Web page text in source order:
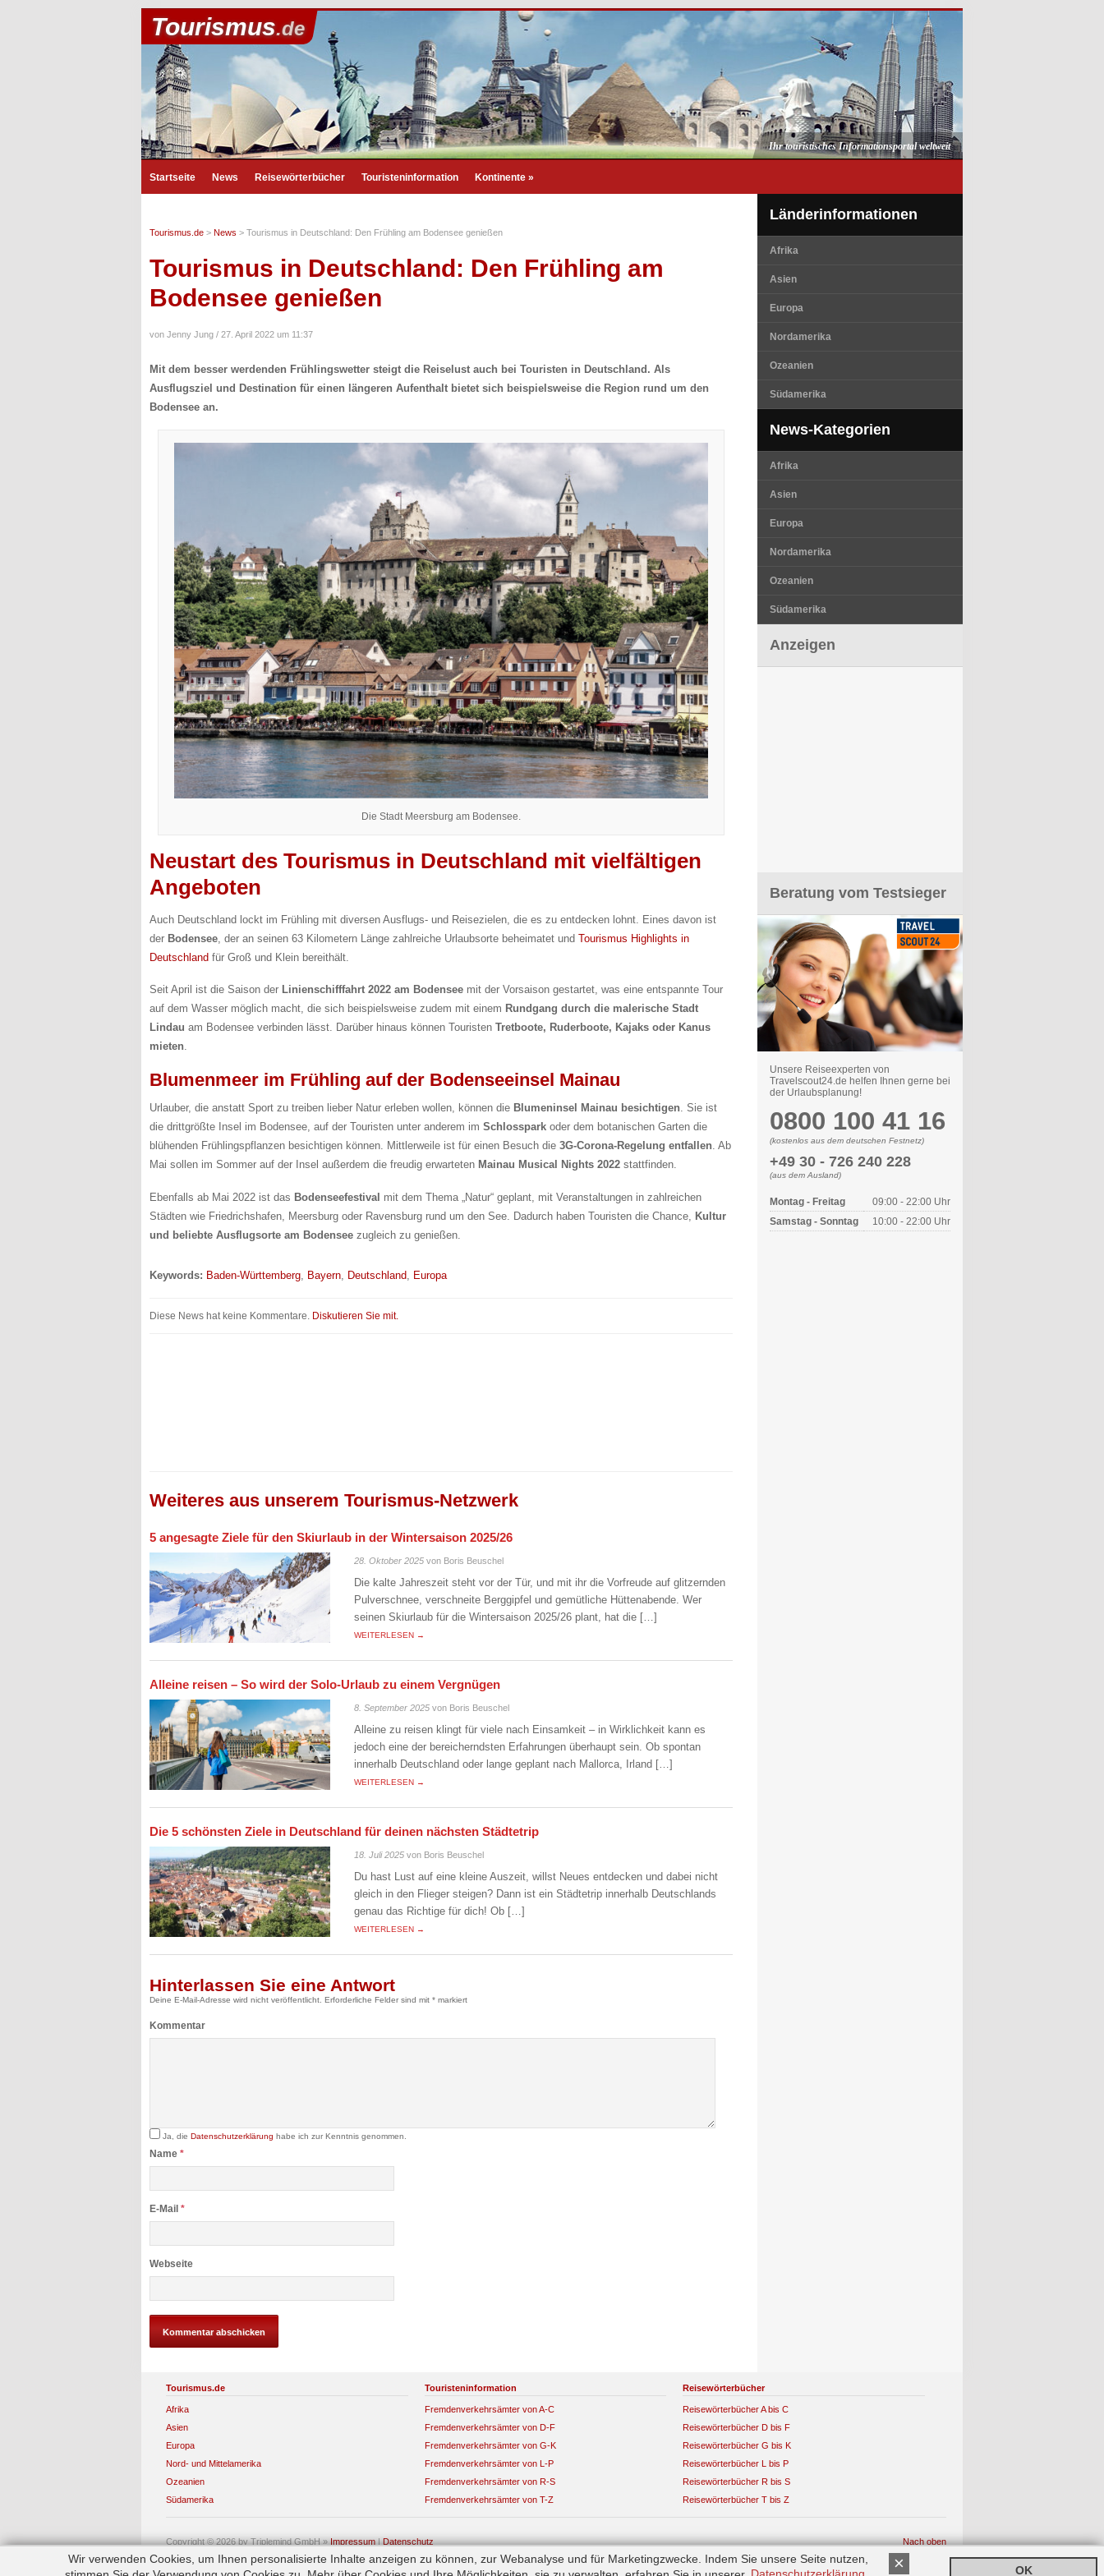
Tourismus.de
Ihr touristisches Informationsportal weltweit
Startseite News Reisewörterbücher Touristeninformation Kontinente »
Tourismus.de > News > Tourismus in Deutschland: Den Frühling am Bodensee genießen
Tourismus in Deutschland: Den Frühling am
Bodensee genießen
von Jenny Jung / 27. April 2022 um 11:37
Mit dem besser werdenden Frühlingswetter steigt die Reiselust auch bei Touristen in Deutschland. Als
Ausflugsziel und Destination für einen längeren Aufenthalt bietet sich beispielsweise die Region rund um den
Bodensee an.
Die Stadt Meersburg am Bodensee.
Neustart des Tourismus in Deutschland mit vielfältigen
Angeboten
Auch Deutschland lockt im Frühling mit diversen Ausflugs- und Reisezielen, die es zu entdecken lohnt. Eines davon ist
der Bodensee, der an seinen 63 Kilometern Länge zahlreiche Urlaubsorte beheimatet und Tourismus Highlights in
Deutschland für Groß und Klein bereithält.
Seit April ist die Saison der Linienschifffahrt 2022 am Bodensee mit der Vorsaison gestartet, was eine entspannte Tour
auf dem Wasser möglich macht, die sich beispielsweise zudem mit einem Rundgang durch die malerische Stadt
Lindau am Bodensee verbinden lässt. Darüber hinaus können Touristen Tretboote, Ruderboote, Kajaks oder Kanus
mieten.
Blumenmeer im Frühling auf der Bodenseeinsel Mainau
Urlauber, die anstatt Sport zu treiben lieber Natur erleben wollen, können die Blumeninsel Mainau besichtigen. Sie ist
die drittgrößte Insel im Bodensee, auf der Touristen unter anderem im Schlosspark oder dem botanischen Garten die
blühenden Frühlingspflanzen besichtigen können. Mittlerweile ist für einen Besuch die 3G-Corona-Regelung entfallen. Ab
Mai sollen im Sommer auf der Insel außerdem die freudig erwarteten Mainau Musical Nights 2022 stattfinden.
Ebenfalls ab Mai 2022 ist das Bodenseefestival mit dem Thema „Natur“ geplant, mit Veranstaltungen in zahlreichen
Städten wie Friedrichshafen, Meersburg oder Ravensburg rund um den See. Dadurch haben Touristen die Chance, Kultur
und beliebte Ausflugsorte am Bodensee zugleich zu genießen.
Keywords: Baden-Württemberg Bayern Deutschland Europa
Diese News hat keine Kommentare. Diskutieren Sie mit.
Weiteres aus unserem Tourismus-Netzwerk
5 angesagte Ziele für den Skiurlaub in der Wintersaison 2025/26
28. Oktober 2025 von Boris Beuschel
Die kalte Jahreszeit steht vor der Tür, und mit ihr die Vorfreude auf glitzernden
Pulverschnee, verschneite Berggipfel und gemütliche Hüttenabende. Wer
seinen Skiurlaub für die Wintersaison 2025/26 plant, hat die […]
WEITERLESEN →
Alleine reisen – So wird der Solo-Urlaub zu einem Vergnügen
8. September 2025 von Boris Beuschel
Alleine zu reisen klingt für viele nach Einsamkeit – in Wirklichkeit kann es
jedoch eine der bereicherndsten Erfahrungen überhaupt sein. Ob spontan
innerhalb Deutschland oder lange geplant nach Mallorca, Irland […]
WEITERLESEN →
Die 5 schönsten Ziele in Deutschland für deinen nächsten Städtetrip
18. Juli 2025 von Boris Beuschel
Du hast Lust auf eine kleine Auszeit, willst Neues entdecken und dabei nicht
gleich in den Flieger steigen? Dann ist ein Städtetrip innerhalb Deutschlands
genau das Richtige für dich! Ob […]
WEITERLESEN →
Hinterlassen Sie eine Antwort
Deine E-Mail-Adresse wird nicht veröffentlicht. Erforderliche Felder sind mit * markiert
Kommentar
Ja, die Datenschutzerklärung habe ich zur Kenntnis genommen.
Name *
E-Mail *
Webseite
Länderinformationen
Afrika
Asien
Europa
Nordamerika
Ozeanien
Südamerika
News-Kategorien
Afrika
Asien
Europa
Nordamerika
Ozeanien
Südamerika
Anzeigen
Beratung vom Testsieger
Unsere Reiseexperten von
Travelscout24.de helfen Ihnen gerne bei
der Urlaubsplanung!
0800 100 41 16
(kostenlos aus dem deutschen Festnetz)
+49 30 - 726 240 228
(aus dem Ausland)
Montag - Freitag
09:00 - 22:00 Uhr
Samstag - Sonntag
10:00 - 22:00 Uhr
Tourismus.de
Afrika
Asien
Europa
Nord- und Mittelamerika
Ozeanien
Südamerika
Touristeninformation
Fremdenverkehrsämter von A-C
Fremdenverkehrsämter von D-F
Fremdenverkehrsämter von G-K
Fremdenverkehrsämter von L-P
Fremdenverkehrsämter von R-S
Fremdenverkehrsämter von T-Z
Reisewörterbücher
Reisewörterbücher A bis C
Reisewörterbücher D bis F
Reisewörterbücher G bis K
Reisewörterbücher L bis P
Reisewörterbücher R bis S
Reisewörterbücher T bis Z
Copyright © 2026 by Triplemind GmbH » Impressum|Datenschutz Nach oben
×
Wir verwenden Cookies, um Ihnen personalisierte Inhalte anzeigen zu können, zur Webanalyse und für Marketingzwecke. Indem Sie unsere Seite nutzen,
OK